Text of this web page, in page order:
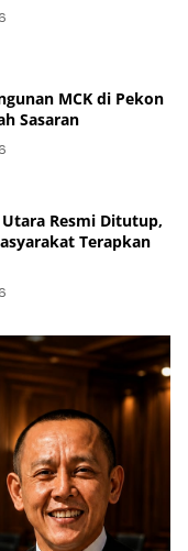
MCK di Pekon
Sasaran
Resmi Ditutup,
Terapkan